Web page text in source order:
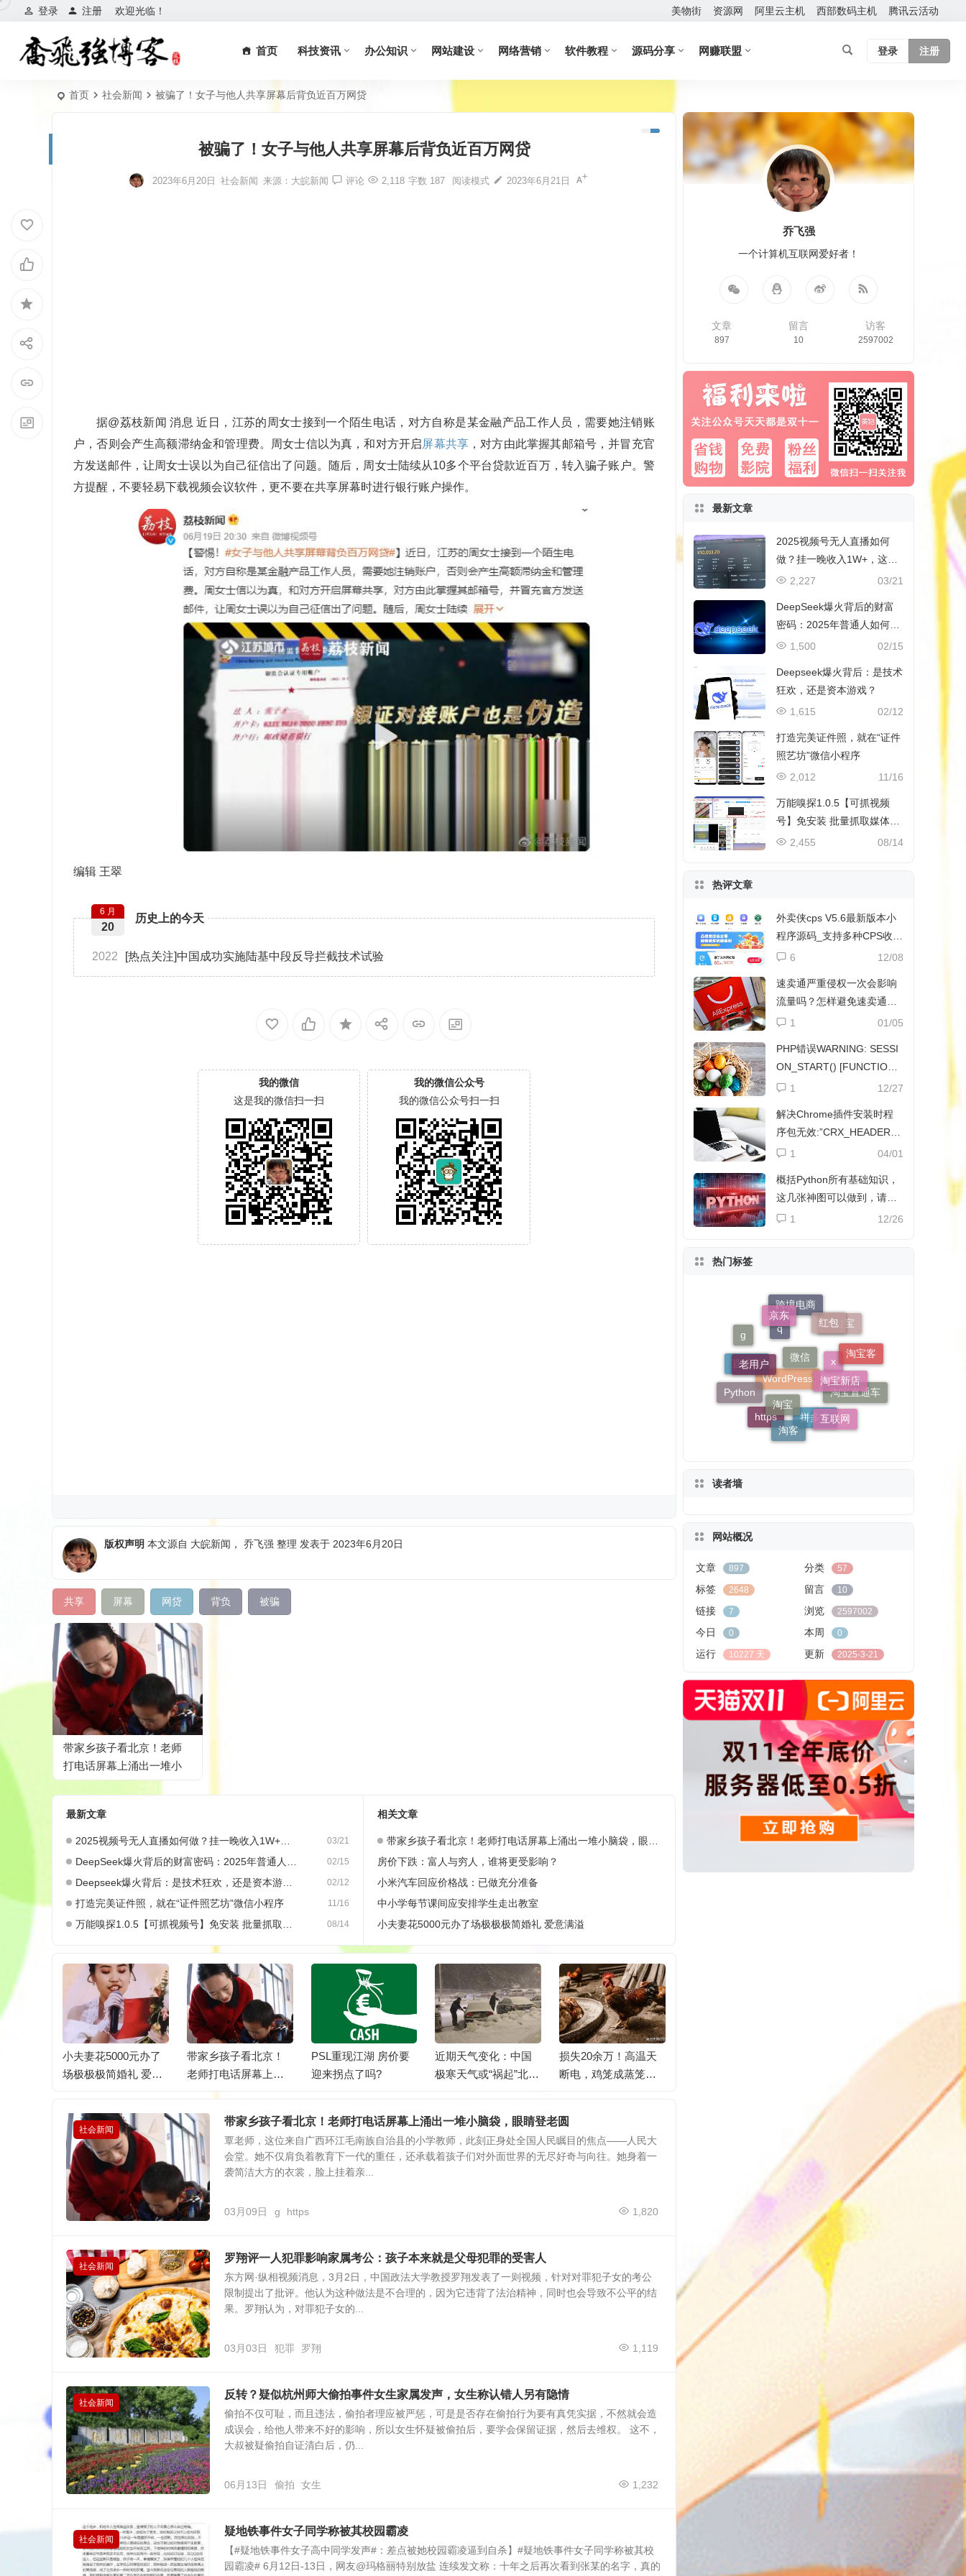
欢迎光临！
登录 注册 美物街 资源网 阿里云主机 西部数码主机 腾讯云活动
首页 科技资讯 办公知识 网站建设 网络营销 软件教程 源码分享 网赚联盟 登录 注册
首页 社会新闻 被骗了！女子与他人共享屏幕后背负近百万网贷
被骗了！女子与他人共享屏幕后背负近百万网贷
2023年6月20日 社会新闻 来源： 大皖新闻 评论 2,118 字数 187 阅读模式 2023年6月21日
据@荔枝新闻 消息 近日，江苏的周女士接到一个陌生电话，对方自称是某金融产品工作人员，需要她注销账
户，否则会产生高额滞纳金和管理费。周女士信以为真，和对方开启屏幕共享 ，对方由此掌握其邮箱号，并冒充官
方发送邮件，让周女士误以为自己征信出了问题。随后，周女士陆续从10多个平台贷款近百万，转入骗子账户。警
方提醒，不要轻易下载视频会议软件，更不要在共享屏幕时进行银行账户操作。
编辑 王翠
历史上的今天
6 月
20
2022 [热点关注]中国成功实施陆基中段反导拦截技术试验
我的微信
这是我的微信扫一扫
我的微信公众号
我的微信公众号扫一扫
版权声明 本文源自 大皖新闻 ， 乔飞强 整理 发表于 2023年6月20日
共享 屏幕 网贷 背负 被骗
带家乡孩子看北京！老师
打电话屏幕上涌出一堆小
脑袋，眼睛登老圆
最新文章
03/21
2025视频号无人直播如何做？挂一晚收入1W+，这份教程，小白可做~
02/15
DeepSeek爆火背后的财富密码：2025年普通人如何抓住AI创业风口？
02/12
Deepseek爆火背后：是技术狂欢，还是资本游戏？
11/16
打造完美证件照，就在“证件照艺坊”微信小程序
08/14
万能嗅探1.0.5【可抓视频号】免安装 批量抓取媒体文件
相关文章
带家乡孩子看北京！老师打电话屏幕上涌出一堆小脑袋，眼睛登老圆
房价下跌：富人与穷人，谁将更受影响？
小米汽车回应价格战：已做充分准备
中小学每节课间应安排学生走出教室
小夫妻花5000元办了场极极极简婚礼 爱意满溢
小夫妻花5000元办了
场极极极简婚礼 爱意
带家乡孩子看北京！
老师打电话屏幕上涌
出一堆小脑袋，眼睛
PSL重现江湖 房价要
迎来拐点了吗?
近期天气变化：中国
极寒天气或“祸起”北极
损失20余万！高温天
断电，鸡笼成蒸笼热
日媒：东京市中心发
生爆炸致4人受伤，碎
玻璃散落在附近街道
人，
社会新闻
带家乡孩子看北京！老师打电话屏幕上涌出一堆小脑袋，眼睛登老圆
覃老师，这位来自广西环江毛南族自治县的小学教师，此刻正身处全国人民瞩目的焦点——人民大
会堂。她不仅肩负着教育下一代的重任，还承载着孩子们对外面世界的无尽好奇与向往。她身着一
袭简洁大方的衣裳，脸上挂着亲...
03月09日 1,820
g https
社会新闻
罗翔评一人犯罪影响家属考公：孩子本来就是父母犯罪的受害人
东方网·纵相视频消息，3月2日，中国政法大学教授罗翔发表了一则视频，针对对罪犯子女的考公
限制提出了批评。他认为这种做法是不合理的，因为它违背了法治精神，同时也会导致不公平的结
果。罗翔认为，对罪犯子女的...
03月03日 1,119
犯罪 罗翔
社会新闻
反转？疑似杭州师大偷拍事件女生家属发声，女生称认错人另有隐情
偷拍不仅可耻，而且违法，偷拍者理应被严惩，可是是否存在偷拍行为要有真凭实据，不然就会造
成误会，给他人带来不好的影响，所以女生怀疑被偷拍后，要学会保留证据，然后去维权。 这不，
大叔被疑偷拍自证清白后，仍...
06月13日 1,232
偷拍 女生
社会新闻
疑地铁事件女子同学称被其校园霸凌
【#疑地铁事件女子高中同学发声#：差点被她校园霸凌逼到自杀】#疑地铁事件女子同学称被其校
园霸凌# 6月12日-13日，网友@玛格丽特别放盐 连续发文称：十年之后再次看到张某的名字，真的
乔飞强
一个计算机互联网爱好者！
文章
897
留言
10
访客
2597002
最新文章
2025视频号无人直播如何
做？挂一晚收入1W+，这份
教程，小白可做~
03/21
2,227
DeepSeek爆火背后的财富
密码：2025年普通人如何抓
住AI创业风口？
02/15
1,500
Deepseek爆火背后：是技术
狂欢，还是资本游戏？
02/12
1,615
打造完美证件照，就在“证件
照艺坊”微信小程序
11/16
2,012
万能嗅探1.0.5【可抓视频
号】免安装 批量抓取媒体文
件
08/14
2,455
热评文章
外卖侠cps V5.6最新版本小
程序源码_支持多种CPS收益
和流量主收益
12/08
6
速卖通严重侵权一次会影响
流量吗？怎样避免速卖通侵
权？
01/05
1
PHP错误WARNING: SESSI
ON_START() [FUNCTION.
SESSION-START]解决方法
12/27
1
解决Chrome插件安装时程
序包无效:”CRX_HEADER_I
NVALID”
04/01
1
概括Python所有基础知识，
这几张神图可以做到，请收
下
12/26
1
热门标签
q
跨境电商
支付宝
x
WordPress
直通车
g
京东 红包
淘宝客
淘宝直通车
拼多多
https
Python
老用户
微信
淘宝新店
互联网
淘客
淘宝
读者墙
网站概况
文章 897 分类 57
标签 2648 留言 10
链接 7 浏览 2597002
今日 0 本周 0
运行 10227 天 更新 2025-3-21